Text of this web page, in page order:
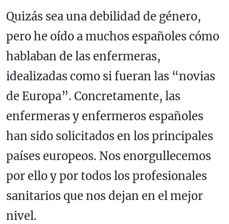
Quizás sea una debilidad de género,
pero he oído a muchos españoles cómo
hablaban de las enfermeras,
idealizadas como si fueran las “novias
de Europa”. Concretamente, las
enfermeras y enfermeros españoles
han sido solicitados en los principales
países europeos. Nos enorgullecemos
por ello y por todos los profesionales
sanitarios que nos dejan en el mejor
nivel.